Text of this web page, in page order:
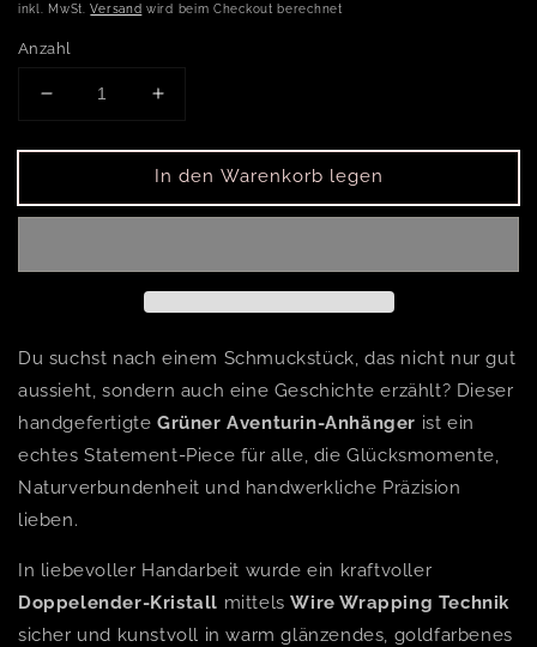
inkl. MwSt.Versand wird beim Checkout berechnet
Anzahl
Verringere die Menge für Handgefertigter Grüner
Erhöhe die Menge für Handgefertigter
In den Warenkorb legen
Du suchst nach einem Schmuckstück, das nicht nur gut
aussieht, sondern auch eine Geschichte erzählt? Dieser
handgefertigte Grüner Aventurin-Anhänger ist ein
echtes Statement-Piece für alle, die Glücksmomente,
Naturverbundenheit und handwerkliche Präzision
lieben.
In liebevoller Handarbeit wurde ein kraftvoller
Doppelender-Kristall mittelsWire Wrapping Technik
sicher und kunstvoll in warm glänzendes, goldfarbenes